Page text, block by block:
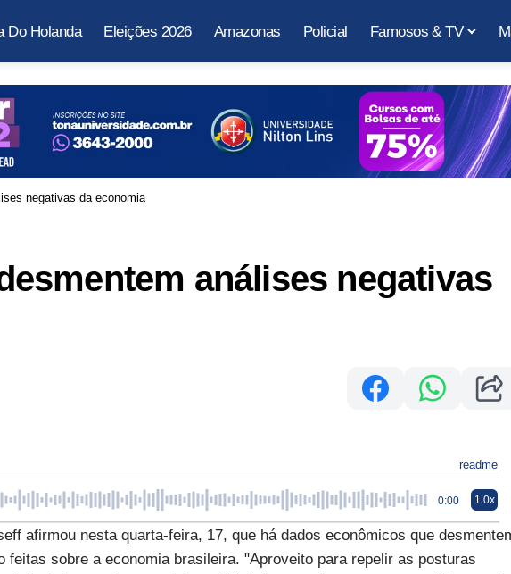
Do Holanda Eleições 2026 Amazonas Policial Famosos & TV
negativas da economia
análises negativas
readme
0:00 1.0x
afirmou nesta quarta-feira, 17, que há dados econômicos que
feitas sobre a economia brasileira. "Aproveito para repelir as posturas